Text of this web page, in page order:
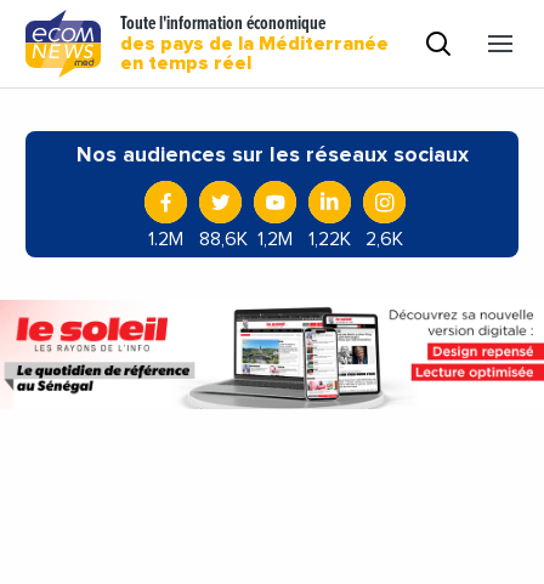
Toute l'information économique
des pays de la Méditerranée
en temps réel
Nos audiences sur les réseaux sociaux
1.2M 88,6K 1,2M 1,22K 2,6K